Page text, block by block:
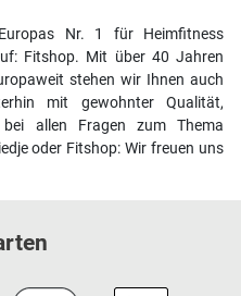
Nr. 1 für Heimfitness
Fitshop. Mit über 40 Jahren
stehen wir Ihnen auch
mit gewohnter Qualität,
allen Fragen zum Thema
oder Fitshop: Wir freuen uns